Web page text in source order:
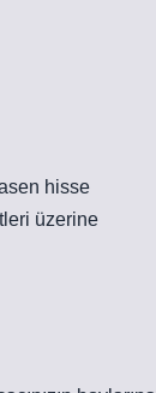
hisse
üzerine